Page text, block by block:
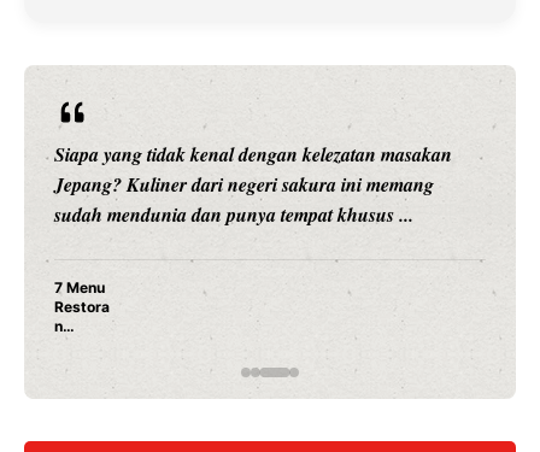
Siapa yang tidak kenal dengan kelezatan masakan
Jepang? Kuliner dari negeri sakura ini memang
sudah mendunia dan punya tempat khusus ...
7 Menu
Restora
n
Jepang
yang
Dicoba,
Cuma